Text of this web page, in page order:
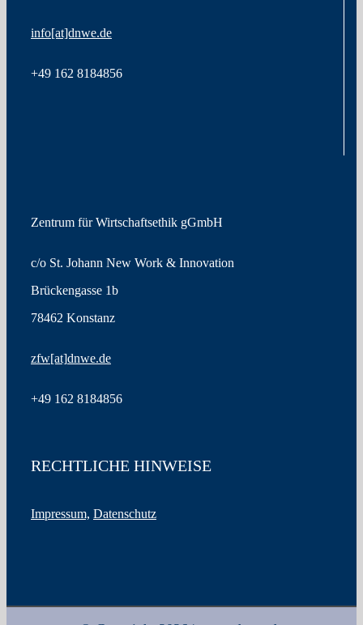
info[at]dnwe.de
+49 162 8184856
Zentrum für Wirtschaftsethik gGmbH
c/o St. Johann New Work & Innovation
Brückengasse 1b
78462 Konstanz
zfw[at]dnwe.de
+49 162 8184856
RECHTLICHE HINWEISE
Impressum, Datenschutz